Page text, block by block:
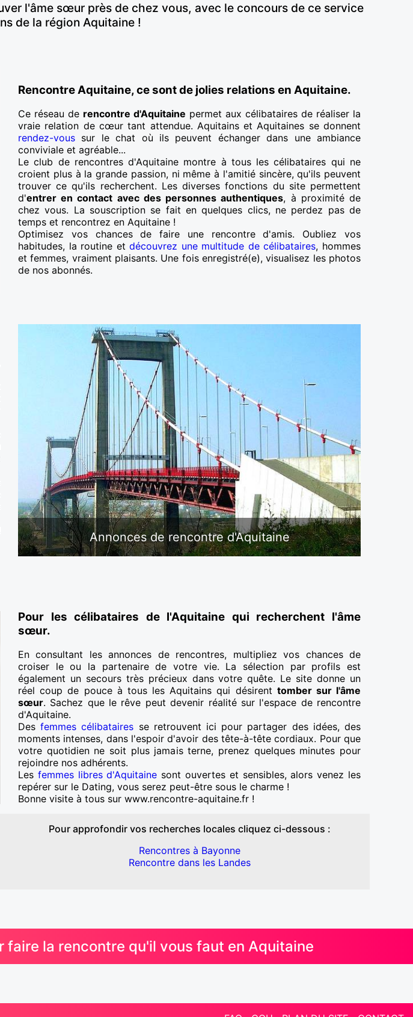
l'âme sœur près de chez vous, avec le concours de ce service
de la région Aquitaine !
Rencontre Aquitaine, ce sont de jolies relations en Aquitaine.
Ce réseau de rencontre d'Aquitaine permet aux célibataires de réaliser la
vraie relation de cœur tant attendue. Aquitains et Aquitaines se donnent
rendez-vous sur le chat où ils peuvent échanger dans une ambiance
conviviale et agréable...
Le club de rencontres d'Aquitaine montre à tous les célibataires qui ne
croient plus à la grande passion, ni même à l'amitié sincère, qu'ils peuvent
trouver ce qu'ils recherchent. Les diverses fonctions du site permettent
d'entrer en contact avec des personnes authentiques, à proximité de
chez vous. La souscription se fait en quelques clics, ne perdez pas de
temps et rencontrez en Aquitaine !
Optimisez vos chances de faire une rencontre d'amis. Oubliez vos
habitudes, la routine etdécouvrez une multitude de célibataires, hommes
et femmes, vraiment plaisants. Une fois enregistré(e), visualisez les photos
de nos abonnés.
Annonces de rencontre d'Aquitaine
Pour les célibataires de l'Aquitaine qui recherchent l'âme
sœur.
En consultant les annonces de rencontres, multipliez vos chances de
croiser le ou la partenaire de votre vie. La sélection par profils est
également un secours très précieux dans votre quête. Le site donne un
réel coup de pouce à tous les Aquitains qui désirent tomber sur l'âme
sœur. Sachez que le rêve peut devenir réalité sur l'espace de rencontre
d'Aquitaine.
Desfemmes célibataires se retrouvent ici pour partager des idées, des
moments intenses, dans l'espoir d'avoir des tête-à-tête cordiaux. Pour que
votre quotidien ne soit plus jamais terne, prenez quelques minutes pour
rejoindre nos adhérents.
Les femmes libres d'Aquitaine sont ouvertes et sensibles, alors venez les
repérer sur le Dating, vous serez peut-être sous le charme !
Bonne visite à tous sur www.rencontre-aquitaine.fr !
Pour approfondir vos recherches locales cliquez ci-dessous :
Rencontres à Bayonne
Rencontre dans les Landes
faire la rencontre qu'il vous faut en Aquitaine